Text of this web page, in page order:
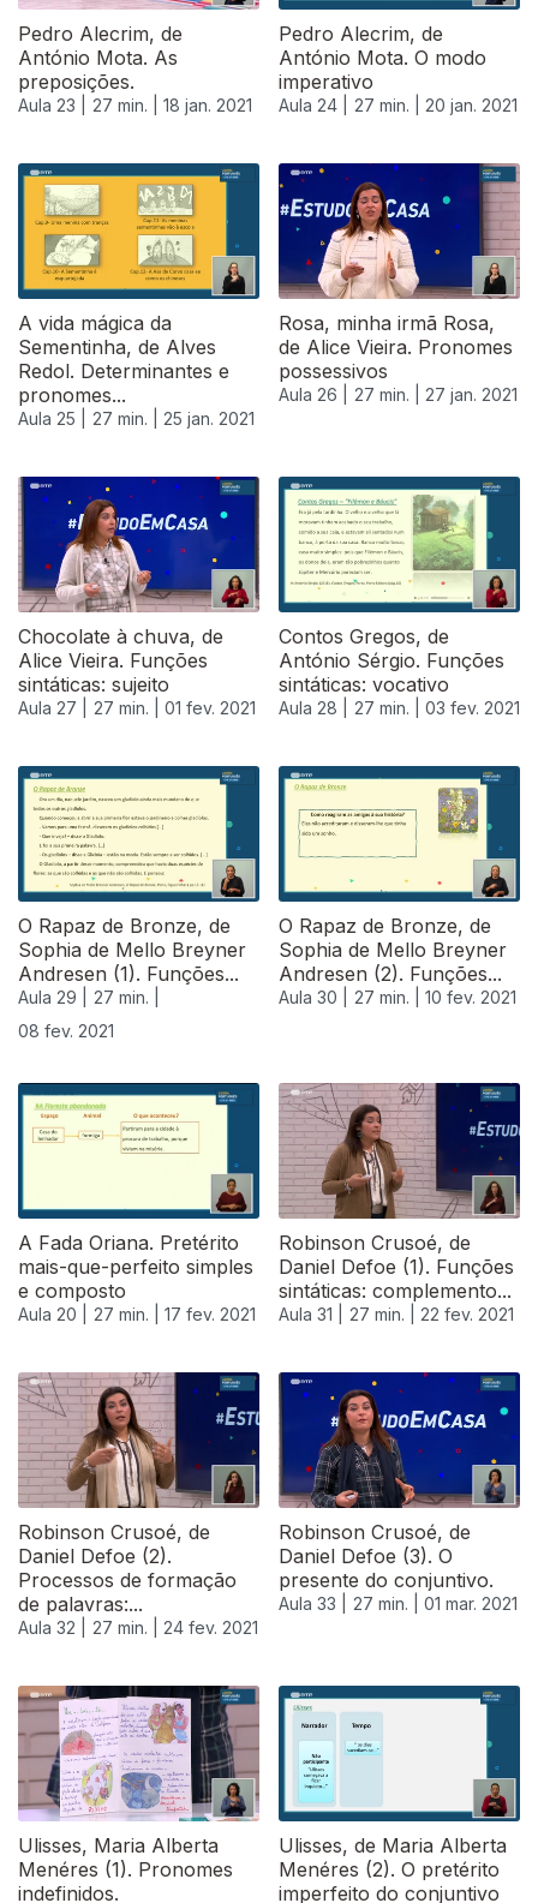
Pedro Alecrim, de
António Mota. As
preposições.
Aula 23 | 27 min. | 18 jan. 2021
Pedro Alecrim, de
António Mota. O modo
imperativo
Aula 24 | 27 min. | 20 jan. 2021
A vida mágica da
Sementinha, de Alves
Redol. Determinantes e
pronomes...
Aula 25 | 27 min. | 25 jan. 2021
Rosa, minha irmã Rosa,
de Alice Vieira. Pronomes
possessivos
Aula 26 | 27 min. | 27 jan. 2021
Chocolate à chuva, de
Alice Vieira. Funções
sintáticas: sujeito
Aula 27 | 27 min. | 01 fev. 2021
Contos Gregos, de
António Sérgio. Funções
sintáticas: vocativo
Aula 28 | 27 min. | 03 fev. 2021
O Rapaz de Bronze, de
Sophia de Mello Breyner
Andresen (1). Funções...
Aula 29 |
27 min. |
08 fev. 2021
O Rapaz de Bronze, de
Sophia de Mello Breyner
Andresen (2). Funções...
Aula 30 | 27 min. | 10 fev. 2021
A Fada Oriana. Pretérito
mais-que-perfeito simples
e composto
Aula 20 | 27 min. | 17 fev. 2021
Robinson Crusoé, de
Daniel Defoe (1). Funções
sintáticas: complemento...
Aula 31 | 27 min. | 22 fev. 2021
Robinson Crusoé, de
Daniel Defoe (2).
Processos de formação
de palavras:...
Aula 32 | 27 min. | 24 fev. 2021
Robinson Crusoé, de
Daniel Defoe (3). O
presente do conjuntivo.
Aula 33 | 27 min. | 01 mar. 2021
Ulisses, Maria Alberta
Menéres (1). Pronomes
indefinidos.
Ulisses, de Maria Alberta
Menéres (2). O pretérito
imperfeito do conjuntivo
529115